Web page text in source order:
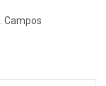
Campos